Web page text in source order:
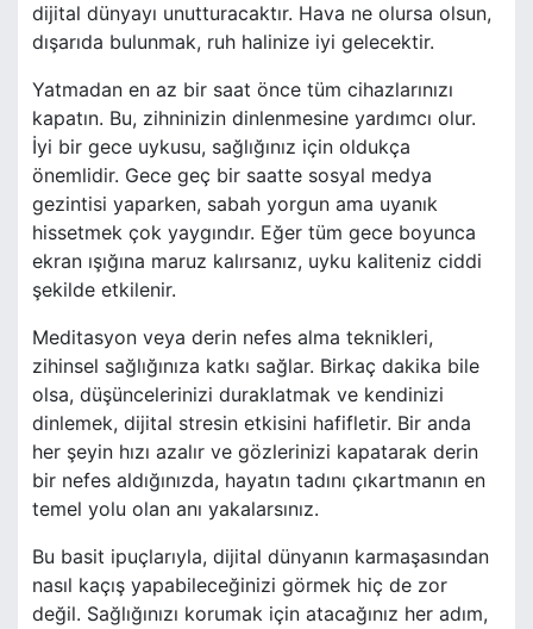
dijital dünyayı unutturacaktır. Hava ne olursa olsun,
dışarıda bulunmak, ruh halinize iyi gelecektir.
Yatmadan en az bir saat önce tüm cihazlarınızı
kapatın. Bu, zihninizin dinlenmesine yardımcı olur.
İyi bir gece uykusu, sağlığınız için oldukça
önemlidir. Gece geç bir saatte sosyal medya
gezintisi yaparken, sabah yorgun ama uyanık
hissetmek çok yaygındır. Eğer tüm gece boyunca
ekran ışığına maruz kalırsanız, uyku kaliteniz ciddi
şekilde etkilenir.
Meditasyon veya derin nefes alma teknikleri,
zihinsel sağlığınıza katkı sağlar. Birkaç dakika bile
olsa, düşüncelerinizi duraklatmak ve kendinizi
dinlemek, dijital stresin etkisini hafifletir. Bir anda
her şeyin hızı azalır ve gözlerinizi kapatarak derin
bir nefes aldığınızda, hayatın tadını çıkartmanın en
temel yolu olan anı yakalarsınız.
Bu basit ipuçlarıyla, dijital dünyanın karmaşasından
nasıl kaçış yapabileceğinizi görmek hiç de zor
değil. Sağlığınızı korumak için atacağınız her adım,